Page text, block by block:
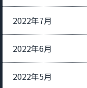
2022年7月
2022年6月
2022年5月